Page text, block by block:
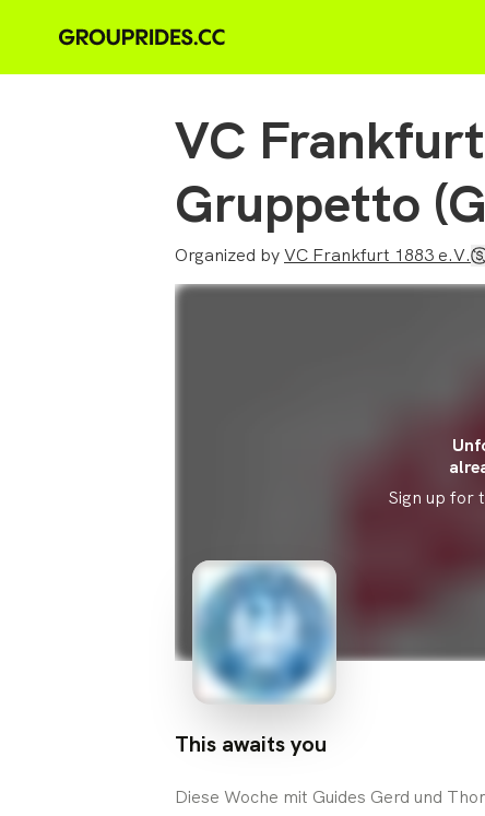
VC
Gruppetto
Organized byVC Frankfurt 1883 e.V.
Sign up for
This awaits you
Diese Woche mit Guides Gerd und